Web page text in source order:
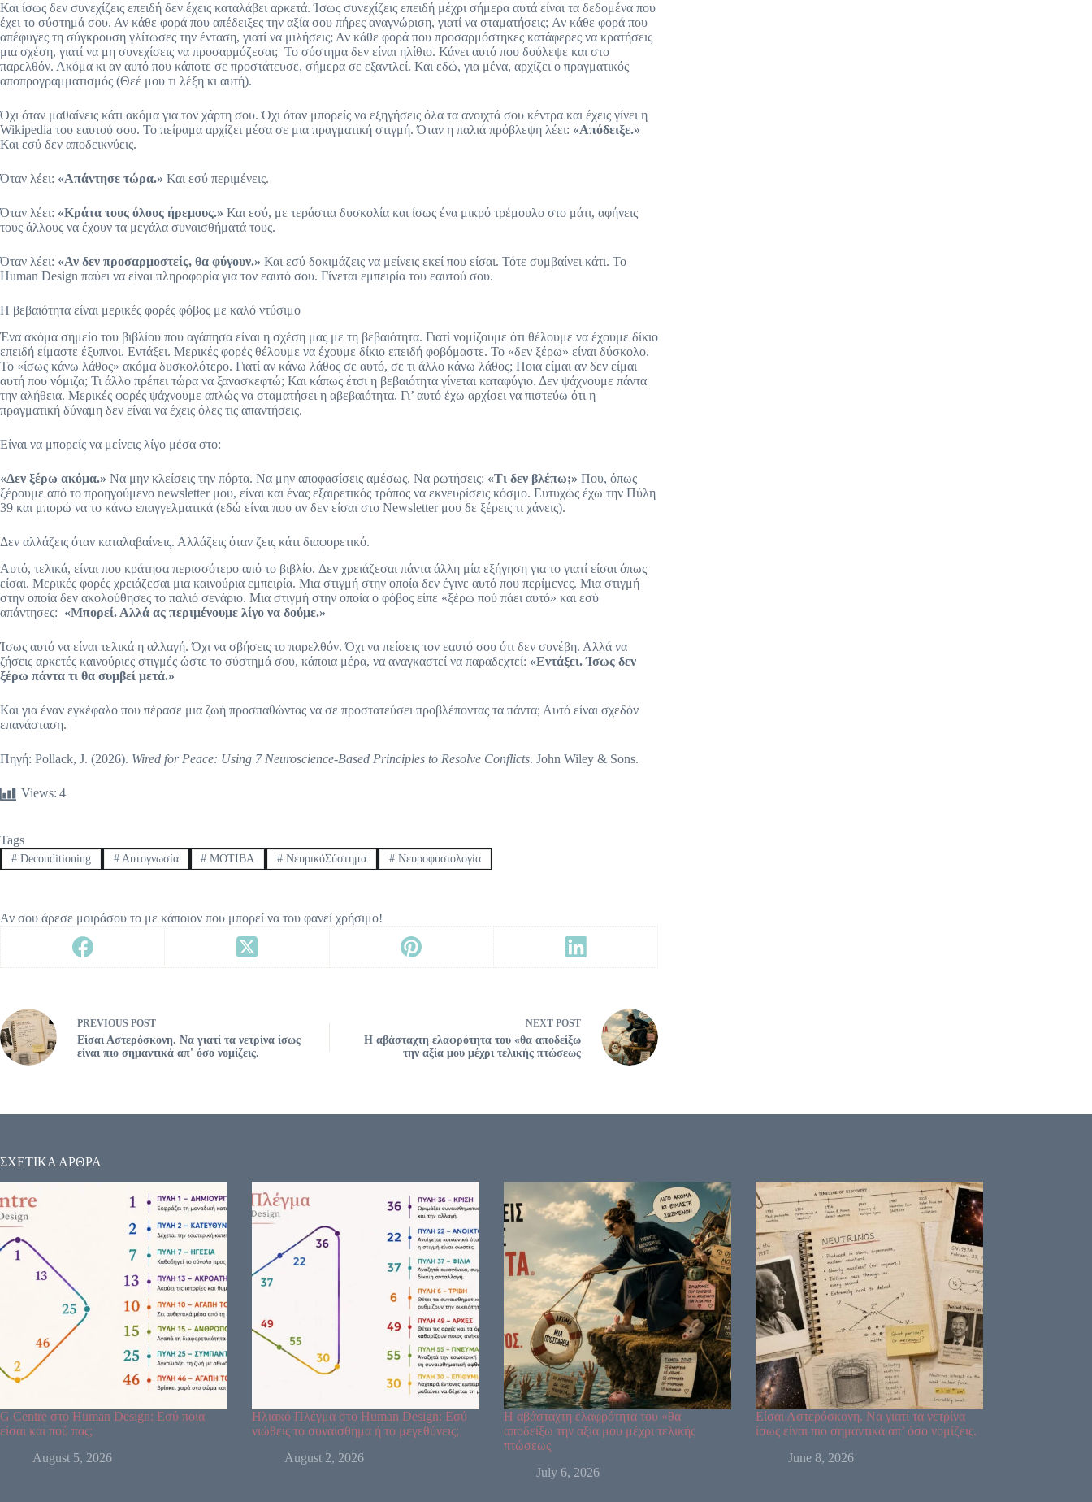
Και ίσως δεν συνεχίζεις επειδή δεν έχεις καταλάβει αρκετά. Ίσως συνεχίζεις επειδή μέχρι σήμερα αυτά είναι τα δεδομένα που
έχει το σύστημά σου. Αν κάθε φορά που απέδειξες την αξία σου πήρες αναγνώριση, γιατί να σταματήσεις; Αν κάθε φορά που
απέφυγες τη σύγκρουση γλίτωσες την ένταση, γιατί να μιλήσεις; Αν κάθε φορά που προσαρμόστηκες κατάφερες να κρατήσεις
μια σχέση, γιατί να μη συνεχίσεις να προσαρμόζεσαι; Το σύστημα δεν είναι ηλίθιο. Κάνει αυτό που δούλεψε και στο
παρελθόν. Ακόμα κι αν αυτό που κάποτε σε προστάτευσε, σήμερα σε εξαντλεί. Και εδώ, για μένα, αρχίζει ο πραγματικός
αποπρογραμματισμός (Θεέ μου τι λέξη κι αυτή).
Όχι όταν μαθαίνεις κάτι ακόμα για τον χάρτη σου. Όχι όταν μπορείς να εξηγήσεις όλα τα ανοιχτά σου κέντρα και έχεις γίνει η
Wikipedia του εαυτού σου. Το πείραμα αρχίζει μέσα σε μια πραγματική στιγμή. Όταν η παλιά πρόβλεψη λέει: «Απόδειξε.»
Και εσύ δεν αποδεικνύεις.
Όταν λέει: «Απάντησε τώρα.» Και εσύ περιμένεις.
Όταν λέει: «Κράτα τους όλους ήρεμους.» Και εσύ, με τεράστια δυσκολία και ίσως ένα μικρό τρέμουλο στο μάτι, αφήνεις
τους άλλους να έχουν τα μεγάλα συναισθήματά τους.
Όταν λέει: «Αν δεν προσαρμοστείς, θα φύγουν.» Και εσύ δοκιμάζεις να μείνεις εκεί που είσαι. Τότε συμβαίνει κάτι. Το
Human Design παύει να είναι πληροφορία για τον εαυτό σου. Γίνεται εμπειρία του εαυτού σου.
Η βεβαιότητα είναι μερικές φορές φόβος με καλό ντύσιμο
Ένα ακόμα σημείο του βιβλίου που αγάπησα είναι η σχέση μας με τη βεβαιότητα. Γιατί νομίζουμε ότι θέλουμε να έχουμε δίκιο
επειδή είμαστε έξυπνοι. Εντάξει. Μερικές φορές θέλουμε να έχουμε δίκιο επειδή φοβόμαστε. Το «δεν ξέρω» είναι δύσκολο.
Το «ίσως κάνω λάθος» ακόμα δυσκολότερο. Γιατί αν κάνω λάθος σε αυτό, σε τι άλλο κάνω λάθος; Ποια είμαι αν δεν είμαι
αυτή που νόμιζα; Τι άλλο πρέπει τώρα να ξανασκεφτώ; Και κάπως έτσι η βεβαιότητα γίνεται καταφύγιο. Δεν ψάχνουμε πάντα
την αλήθεια. Μερικές φορές ψάχνουμε απλώς να σταματήσει η αβεβαιότητα. Γι’ αυτό έχω αρχίσει να πιστεύω ότι η
πραγματική δύναμη δεν είναι να έχεις όλες τις απαντήσεις.
Είναι να μπορείς να μείνεις λίγο μέσα στο:
«Δεν ξέρω ακόμα.» Να μην κλείσεις την πόρτα. Να μην αποφασίσεις αμέσως. Να ρωτήσεις: «Τι δεν βλέπω;» Που, όπως
ξέρουμε από το προηγούμενο newsletter μου, είναι και ένας εξαιρετικός τρόπος να εκνευρίσεις κόσμο. Ευτυχώς έχω την Πύλη
39 και μπορώ να το κάνω επαγγελματικά (εδώ είναι που αν δεν είσαι στο Newsletter μου δε ξέρεις τι χάνεις).
Δεν αλλάζεις όταν καταλαβαίνεις. Αλλάζεις όταν ζεις κάτι διαφορετικό.
Αυτό, τελικά, είναι που κράτησα περισσότερο από το βιβλίο. Δεν χρειάζεσαι πάντα άλλη μία εξήγηση για το γιατί είσαι όπως
είσαι. Μερικές φορές χρειάζεσαι μια καινούρια εμπειρία. Μια στιγμή στην οποία δεν έγινε αυτό που περίμενες. Μια στιγμή
στην οποία δεν ακολούθησες το παλιό σενάριο. Μια στιγμή στην οποία ο φόβος είπε «ξέρω πού πάει αυτό» και εσύ
απάντησες: «Μπορεί. Αλλά ας περιμένουμε λίγο να δούμε.»
Ίσως αυτό να είναι τελικά η αλλαγή. Όχι να σβήσεις το παρελθόν. Όχι να πείσεις τον εαυτό σου ότι δεν συνέβη. Αλλά να
ζήσεις αρκετές καινούριες στιγμές ώστε το σύστημά σου, κάποια μέρα, να αναγκαστεί να παραδεχτεί: «Εντάξει. Ίσως δεν
ξέρω πάντα τι θα συμβεί μετά.»
Και για έναν εγκέφαλο που πέρασε μια ζωή προσπαθώντας να σε προστατεύσει προβλέποντας τα πάντα; Αυτό είναι σχεδόν
επανάσταση.
Πηγή: Pollack, J. (2026). Wired for Peace: Using 7 Neuroscience-Based Principles to Resolve Conflicts. John Wiley & Sons.
Views: 4
Tags
#Deconditioning #Αυτογνωσία # ΜΟΤΙΒΑ # ΝευρικόΣύστημα # Νευροφυσιολογία
Αν σου άρεσε μοιράσου το με κάποιον που μπορεί να του φανεί χρήσιμο!
PREVIOUS POST
Είσαι Αστερόσκονη. Να γιατί τα νετρίνα ίσως
είναι πιο σημαντικά απ' όσο νομίζεις.
NEXTPOST
Η αβάσταχτη ελαφρότητα του «θα αποδείξω
την αξία μου μέχρι τελικής πτώσεως
ΣΧΕΤΙΚΑ ΑΡΘΡΑ
G Centre στο Human Design: Εσύ ποια
είσαι και πού πας;
August 5, 2026
Ηλιακό Πλέγμα στο Human Design: Εσύ
νιώθεις το συναίσθημα ή το μεγεθύνεις;
August 2, 2026
Η αβάσταχτη ελαφρότητα του «θα
αποδείξω την αξία μου μέχρι τελικής
πτώσεως
July 6, 2026
Είσαι Αστερόσκονη. Να γιατί τα νετρίνα
ίσως είναι πιο σημαντικά απ’ όσο νομίζεις.
June 8, 2026